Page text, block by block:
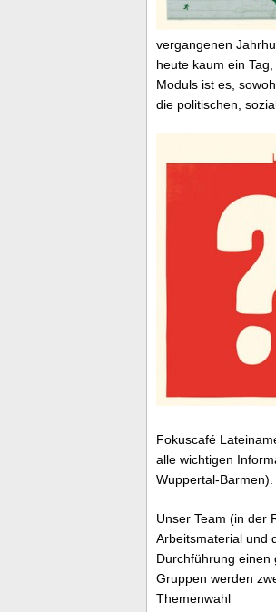
vergangenen
heute kaum ein
Moduls ist es,
die politischen,
Fokuscafé
alle wichtigen
Wuppertal-Barmen).
Unser Team (in der
Arbeitsmaterial und
Durchführung
Gruppen werden
Themenwahl